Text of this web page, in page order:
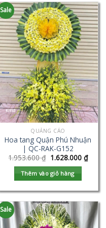
Sale
QUẢNG CÁO
Hoa tang Quận Phú Nhuận
| QC-RAK-G152
1.953.600₫ 1.628.000 ₫
Thêm vào giỏ hàng
Sale